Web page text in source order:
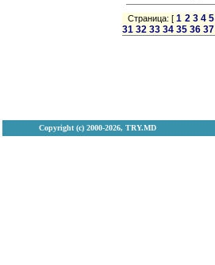
Страница: [1 2 3 4 5
31 32 33 34 35 36 37
Copyright (с) 2000-2026, TRY.MD